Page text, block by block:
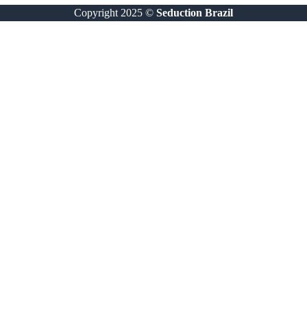
Copyright 2025 © Seduction Brazil